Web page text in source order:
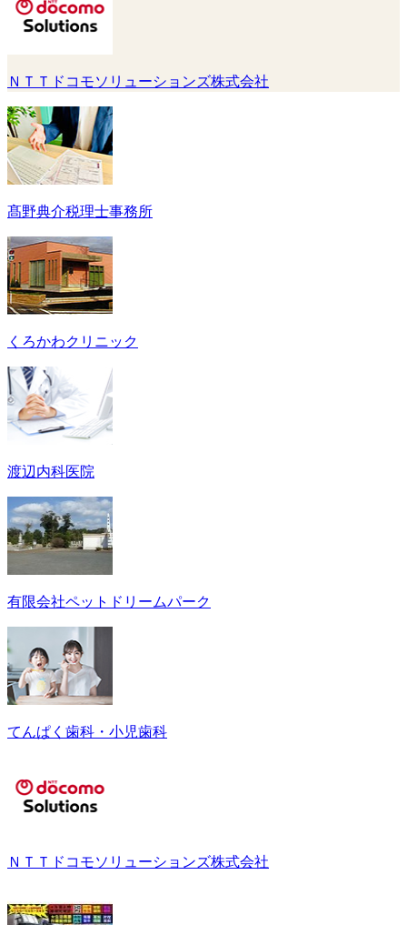
ＮＴＴドコモソリューションズ株式会社
髙野典介税理士事務所
くろかわクリニック
渡辺内科医院
有限会社ペットドリームパーク
てんぱく歯科・小児歯科
ＮＴＴドコモソリューションズ株式会社